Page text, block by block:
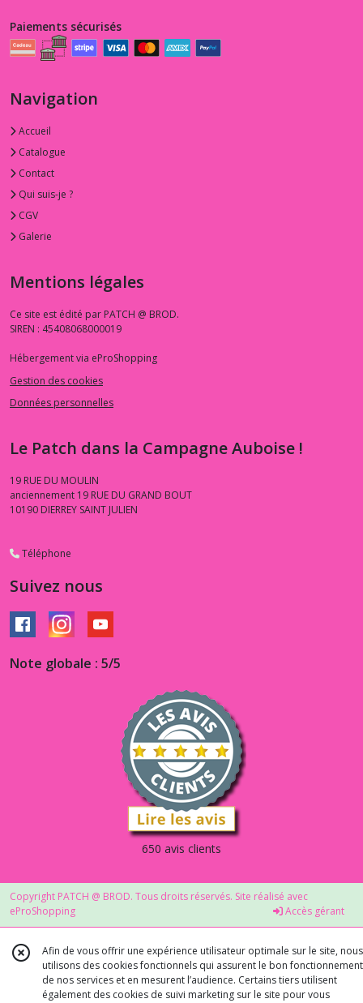
Paiements sécurisés
Navigation
Accueil
Catalogue
Contact
Qui suis-je ?
CGV
Galerie
Mentions légales
Ce site est édité par PATCH @ BROD.
SIREN : 45408068000019
Hébergement via eProShopping
Gestion des cookies
Données personnelles
Le Patch dans la Campagne Auboise !
19 RUE DU MOULIN
anciennement 19 RUE DU GRAND BOUT
10190 DIERREY SAINT JULIEN
Téléphone
Suivez nous
Note globale : 5/5
650 avis clients
Copyright PATCH @ BROD. Tous droits réservés. Site réalisé avec
eProShopping
Accès gérant
Afin de vous offrir une expérience utilisateur optimale sur le site, nous
utilisons des cookies fonctionnels qui assurent le bon fonctionnement
de nos services et en mesurent l’audience. Certains tiers utilisent
également des cookies de suivi marketing sur le site pour vous